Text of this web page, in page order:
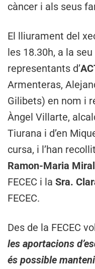
càncer i als seus
El lliurament del
les 18.30h, a la
representants d’
Armenteras,
Gilibets) en nom i
Àngel Villarte,
Tiurana i d’en
cursa, i l’han
Ramon-Maria
FECEC i la Sra.
FECEC.
Des de la FECEC
les aportacions
és possible